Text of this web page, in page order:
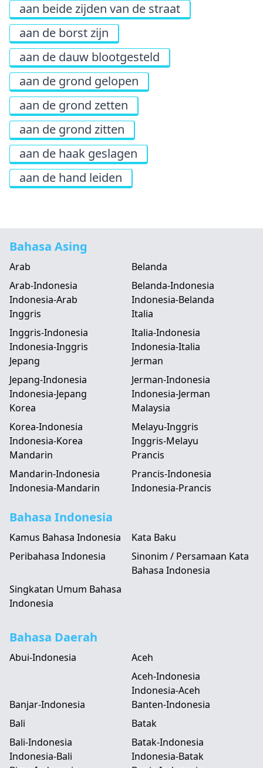
aan beide zijden van de straat
aan de borst zijn
aan de dauw blootgesteld
aan de grond gelopen
aan de grond zetten
aan de grond zitten
aan de haak geslagen
aan de hand leiden
Bahasa Asing
Arab
Arab-Indonesia
Indonesia-Arab
Belanda
Belanda-Indonesia
Indonesia-Belanda
Inggris
Inggris-Indonesia
Indonesia-Inggris
Italia
Italia-Indonesia
Indonesia-Italia
Jepang
Jepang-Indonesia
Indonesia-Jepang
Jerman
Jerman-Indonesia
Indonesia-Jerman
Korea
Korea-Indonesia
Indonesia-Korea
Malaysia
Melayu-Inggris
Inggris-Melayu
Mandarin
Mandarin-Indonesia
Indonesia-Mandarin
Prancis
Prancis-Indonesia
Indonesia-Prancis
Bahasa Indonesia
Kamus Bahasa Indonesia
Kata Baku
Peribahasa Indonesia
Sinonim / Persamaan Kata
Bahasa Indonesia
Singkatan Umum Bahasa
Indonesia
Bahasa Daerah
Abui-Indonesia
Aceh
Aceh-Indonesia
Indonesia-Aceh
Banjar-Indonesia
Banten-Indonesia
Bali
Bali-Indonesia
Indonesia-Bali
Batak
Batak-Indonesia
Indonesia-Batak